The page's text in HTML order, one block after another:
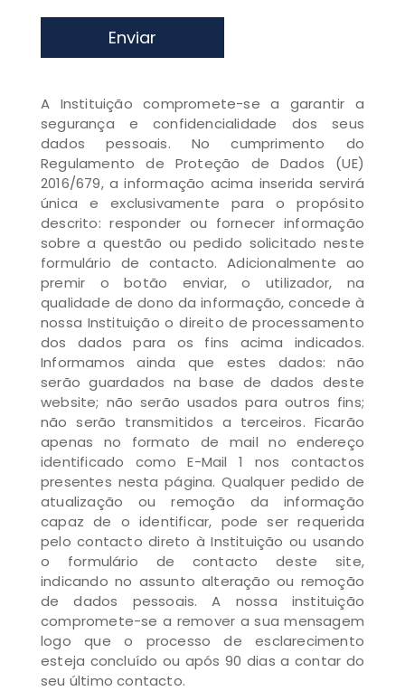
Enviar
A Instituição compromete-se a garantir a
segurança e confidencialidade dos seus
dados pessoais. No cumprimento do
Regulamento de Proteção de Dados (UE)
2016/679, a informação acima inserida servirá
única e exclusivamente para o propósito
descrito: responder ou fornecer informação
sobre a questão ou pedido solicitado neste
formulário de contacto. Adicionalmente ao
premir o botão enviar, o utilizador, na
qualidade de dono da informação, concede à
nossa Instituição o direito de processamento
dos dados para os fins acima indicados.
Informamos ainda que estes dados: não
serão guardados na base de dados deste
website; não serão usados para outros fins;
não serão transmitidos a terceiros. Ficarão
apenas no formato de mail no endereço
identificado como E-Mail 1 nos contactos
presentes nesta página. Qualquer pedido de
atualização ou remoção da informação
capaz de o identificar, pode ser requerida
pelo contacto direto à Instituição ou usando
o formulário de contacto deste site,
indicando no assunto alteração ou remoção
de dados pessoais. A nossa instituição
compromete-se a remover a sua mensagem
logo que o processo de esclarecimento
esteja concluído ou após 90 dias a contar do
seu último contacto.